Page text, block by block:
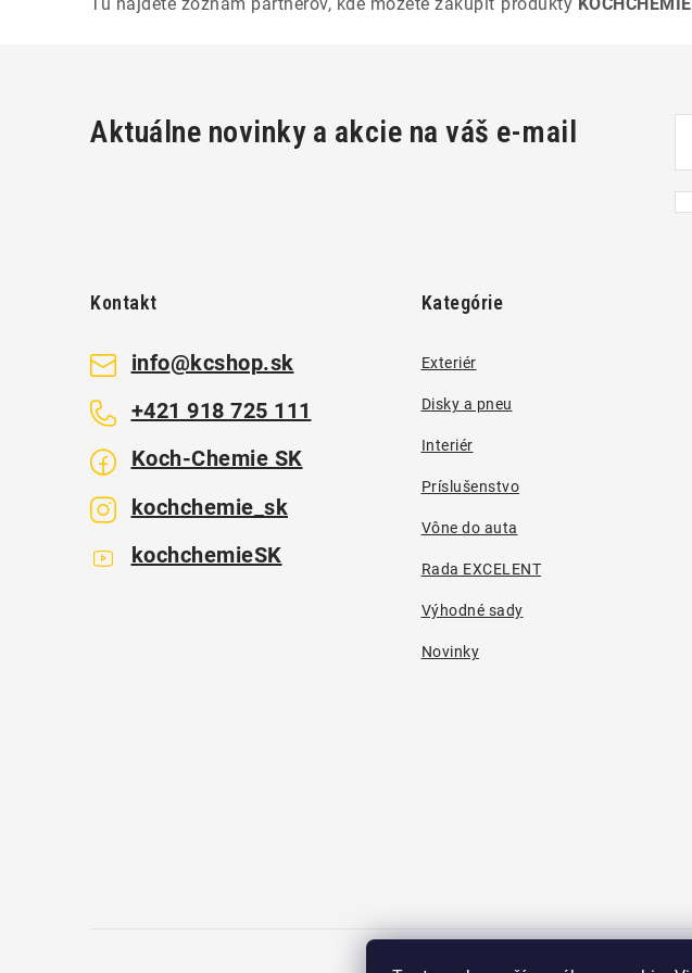
Aktuálne novinky a akcie na váš e-mail
Kontakt
info@kcshop.sk
+421 918 725 111
Koch-Chemie SK
kochchemie_sk
kochchemieSK
Kategórie
Exteriér
Disky a pneu
Interiér
Príslušenstvo
Vône do auta
Rada EXCELENT
Výhodné sady
Novinky